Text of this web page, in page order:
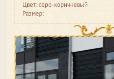
Цвет: серо-коричневый
Размер: